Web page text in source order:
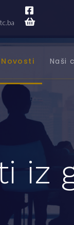
Novosti Naši
iz